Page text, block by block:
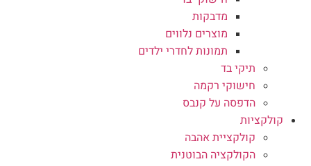
מדבקות
מוצרים נלווים
תמונות לחדרי ילדים
תיקי בד
חישוקי רקמה
הדפסה על קנבס
קולקציות
קולקציית אהבה
הקולקציה הבוטנית